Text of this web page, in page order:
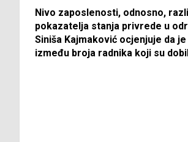
Nivo zaposlenosti, odnosno,
pokazatelja stanja privrede u
Siniša Kajmaković ocjenjuje da
između broja radnika koji su